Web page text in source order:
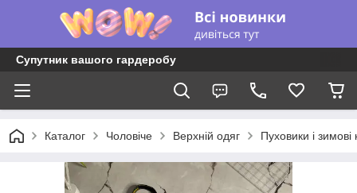
Супутник вашого гардеробу
Каталог Чоловіче Верхній одяг Пуховики і зимові